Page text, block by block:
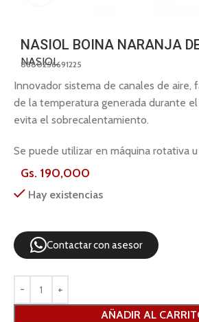
NASIOL BOINA NARANJA
NASIOL
8680256691225
Innovador sistema de canales de aire,
de la temperatura generada durante
evita el sobrecalentamiento.
Se puede utilizar en máquina rotativa
Gs. 190,000
Hay existencias
Contactar con asesor
AÑADIR AL